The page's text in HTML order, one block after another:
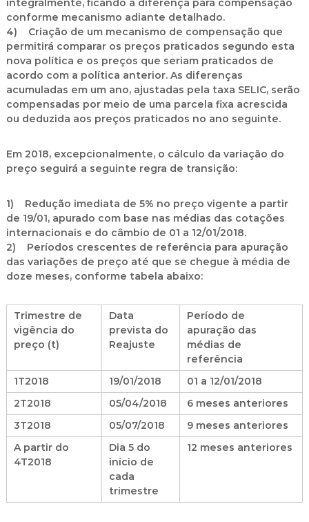
integralmente, ficando a diferença para compensação
conforme mecanismo adiante detalhado.
4) Criação de um mecanismo de compensação que
permitirá comparar os preços praticados segundo esta
nova política e os preços que seriam praticados de
acordo com a política anterior. As diferenças
acumuladas em um ano, ajustadas pela taxa SELIC, serão
compensadas por meio de uma parcela fixa acrescida
ou deduzida aos preços praticados no ano seguinte.
Em 2018, excepcionalmente, o cálculo da variação do
preço seguirá a seguinte regra de transição:
1) Redução imediata de 5% no preço vigente a partir
de 19/01, apurado com base nas médias das cotações
internacionais e do câmbio de 01 a 12/01/2018.
2) Períodos crescentes de referência para apuração
das variações de preço até que se chegue à média de
doze meses, conforme tabela abaixo:
Trimestre de
vigência do
preço (t)
Data
prevista do
Reajuste
Período de
apuração das
médias de
referência
1T2018
19/01/2018
01 a 12/01/2018
2T2018
05/04/2018
6 meses anteriores
3T2018
05/07/2018
9 meses anteriores
A partir do
4T2018
Dia 5 do
início de
cada
trimestre
12 meses anteriores